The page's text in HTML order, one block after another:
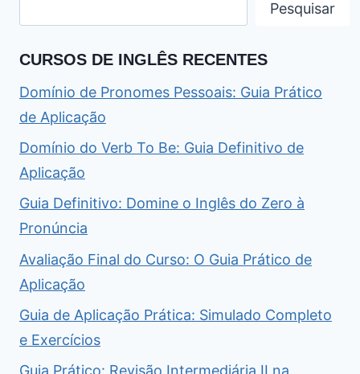
Pesquisar
CURSOS DE INGLÊS RECENTES
Domínio de Pronomes Pessoais: Guia Prático
de Aplicação
Domínio do Verb To Be: Guia Definitivo de
Aplicação
Guia Definitivo: Domine o Inglês do Zero à
Pronúncia
Avaliação Final do Curso: O Guia Prático de
Aplicação
Guia de Aplicação Prática: Simulado Completo
e Exercícios
Guia Prático: Revisão Intermediária II na